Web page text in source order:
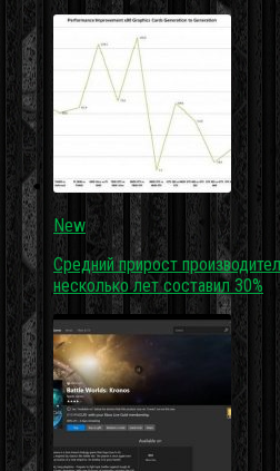
New
Средний прирост
несколько лет составил 30%